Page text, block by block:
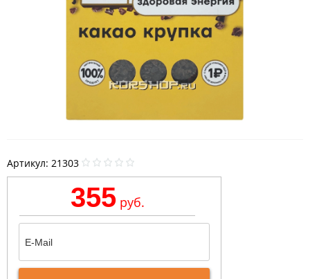
Артикул: 21303
355 руб.